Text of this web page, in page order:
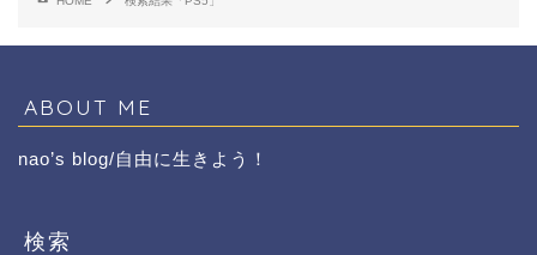
ABOUT ME
nao’s blog/自由に生きよう！
検索